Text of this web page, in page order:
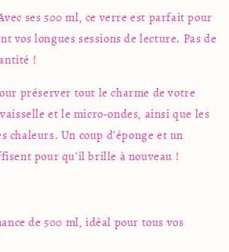
ses 500 ml, ce verre est parfait pour
vos longues sessions de lecture. Pas de
!
préserver tout le charme de votre
et le micro-ondes, ainsi que les
chaleurs. Un coup d’éponge et un
pour qu’il brille à nouveau !
de 500 ml, idéal pour tous vos